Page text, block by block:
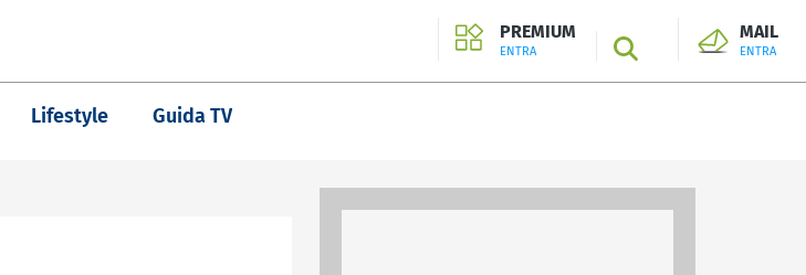
PREMIUM
ENTRA SEARCH
MAIL
ENTRA
Lifestyle Guida TV